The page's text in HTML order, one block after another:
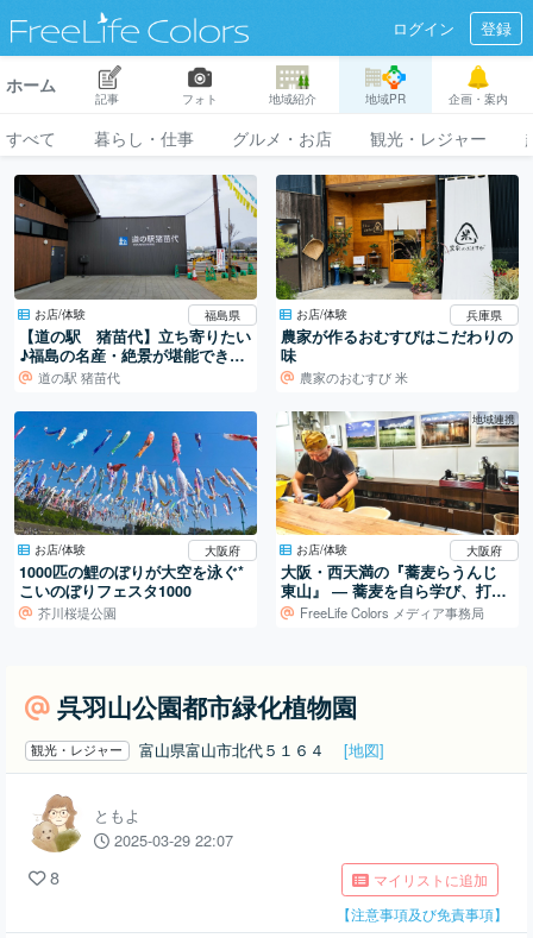
ログイン 登録
ホーム
記事 フォト 地域紹介 地域PR 企画・案内
すべて 暮らし・仕事 グルメ・お店 観光・レジャー
お店/体験 福島県
【道の駅 猪苗代】立ち寄りたい
♪福島の名産・絶景が堪能できる
名所！
道の駅 猪苗代
お店/体験 兵庫県
農家が作るおむすびはこだわりの
味
農家のおむすび 米
お店/体験 大阪府
1000匹の鯉のぼりが大空を泳ぐ*
こいのぼりフェスタ1000
芥川桜堤公園
地域連携
お店/体験 大阪府
大阪・西天満の『蕎麦らうんじ
東山』 ― 蕎麦を自ら学び、打ち
続ける日常
FreeLife Colors メディア事務局
呉羽山公園都市緑化植物園
観光・レジャー 富山県富山市北代５１６４ [地図]
ともよ
2025-03-29 22:07
8
マイリストに追加
【注意事項及び免責事項】